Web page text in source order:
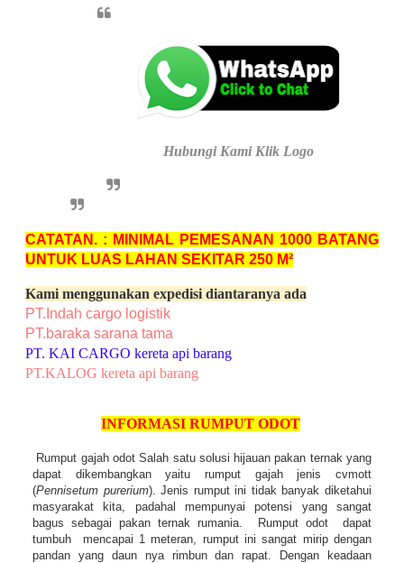
Hubungi Kami Klik Logo
CATATAN. : MINIMAL PEMESANAN 1000 BATANG
UNTUK LUAS LAHAN SEKITAR 250 M²
Kami menggunakan expedisi diantaranya ada
PT.Indah cargo logistik
PT.baraka sarana tama
PT. KAI CARGO kereta api barang
PT.KALOG kereta api barang
INFORMASI RUMPUT ODOT
Rumput gajah odot Salah satu solusi hijauan pakan ternak yang
dapat dikembangkan yaitu rumput gajah jenis cvmott
(Pennisetum purerium). Jenis rumput ini tidak banyak diketahui
masyarakat kita, padahal mempunyai potensi yang sangat
bagus sebagai pakan ternak rumania. Rumput odot dapat
tumbuh mencapai 1 meteran, rumput ini sangat mirip dengan
pandan yang daun nya rimbun dan rapat. Dengan keadaan